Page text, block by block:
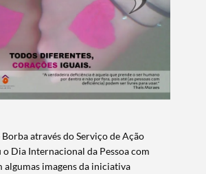
através do Serviço de Ação
o Dia Internacional da Pessoa com
algumas imagens da iniciativa